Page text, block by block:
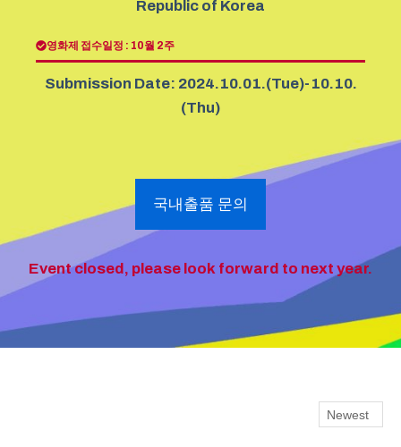
Republic of Korea
영화제 접수일정 : 10월 2주
Submission Date: 2024.10.01.(Tue)-10.10.
(Thu)
국내출품 문의
Event closed, please look forward to next year.